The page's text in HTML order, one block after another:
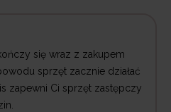
się wraz z zakupem
sprzęt zacznie działać
zapewni Ci sprzęt zastępczy